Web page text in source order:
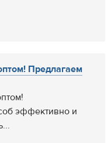
Предлагаем
эффективно и